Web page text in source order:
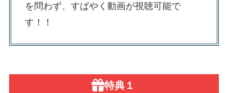
を問わず、すばやく動画が視聴可能で
す！！
特典１